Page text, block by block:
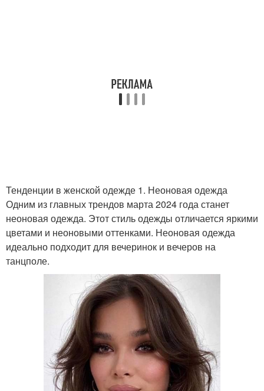
Тенденции в женской одежде 1. Неоновая одежда
Одним из главных трендов марта 2024 года станет
неоновая одежда. Этот стиль одежды отличается яркими
цветами и неоновыми оттенками. Неоновая одежда
идеально подходит для вечеринок и вечеров на
танцполе.